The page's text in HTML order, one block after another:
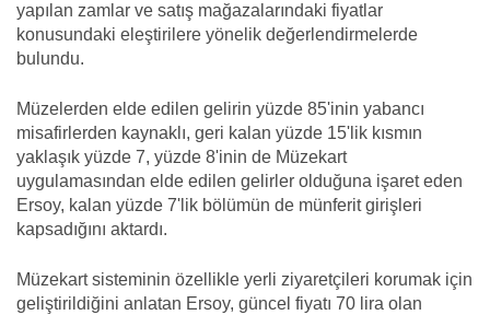
yapılan zamlar ve satış mağazalarındaki fiyatlar
konusundaki eleştirilere yönelik değerlendirmelerde
bulundu.
Müzelerden elde edilen gelirin yüzde 85'inin yabancı
misafirlerden kaynaklı, geri kalan yüzde 15'lik kısmın
yaklaşık yüzde 7, yüzde 8'inin de Müzekart
uygulamasından elde edilen gelirler olduğuna işaret eden
Ersoy, kalan yüzde 7'lik bölümün de münferit girişleri
kapsadığını aktardı.
Müzekart sisteminin özellikle yerli ziyaretçileri korumak için
geliştirildiğini anlatan Ersoy, güncel fiyatı 70 lira olan